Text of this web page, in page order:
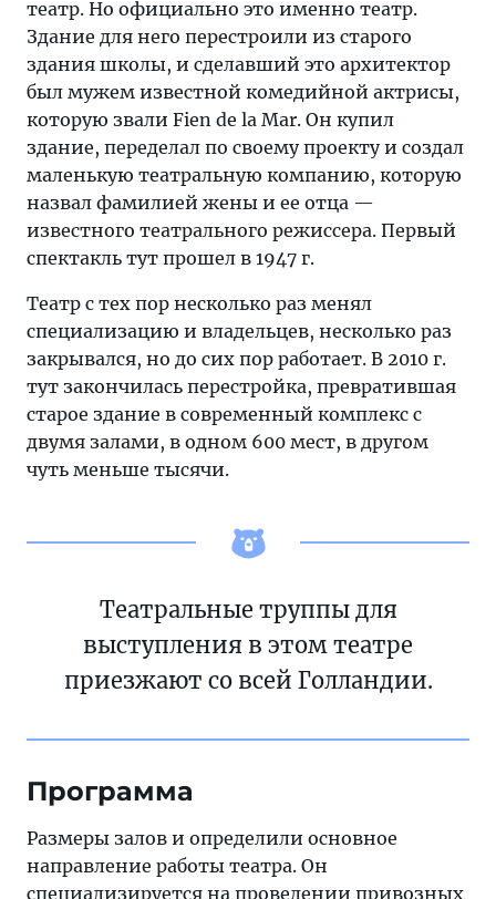
театр. Но официально это именно театр.
Здание для него перестроили из старого
здания школы, и сделавший это архитектор
был мужем известной комедийной актрисы,
которую звали Fien de la Mar. Он купил
здание, переделал по своему проекту и создал
маленькую театральную компанию, которую
назвал фамилией жены и ее отца —
известного театрального режиссера. Первый
спектакль тут прошел в 1947 г.
Театр с тех пор несколько раз менял
специализацию и владельцев, несколько раз
закрывался, но до сих пор работает. В 2010 г.
тут закончилась перестройка, превратившая
старое здание в современный комплекс с
двумя залами, в одном 600 мест, в другом
чуть меньше тысячи.
Театральные труппы для
выступления в этом театре
приезжают со всей Голландии.
Программа
Размеры залов и определили основное
направление работы театра. Он
специализируется на проведении привозных